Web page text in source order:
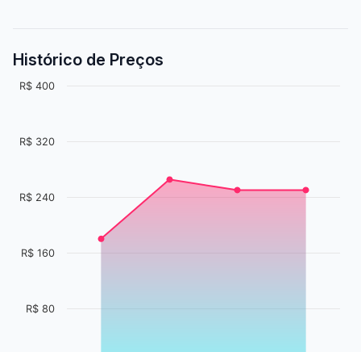
Histórico de Preços
R$ 80
R$ 160
R$ 240
R$ 320
R$ 400